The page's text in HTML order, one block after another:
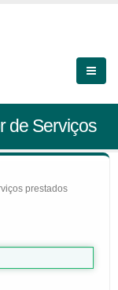
de Serviços
prestados